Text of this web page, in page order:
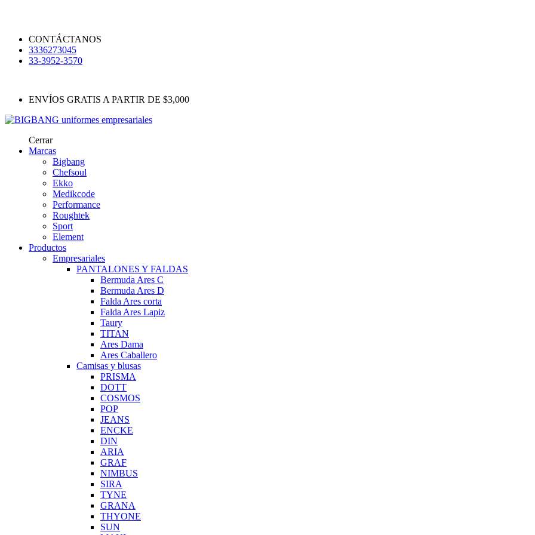
CONTÁCTANOS
3336273045
33-3952-3570
ENVÍOS GRATIS A PARTIR DE $3,000
Cerrar
Marcas
Bigbang
Chefsoul
Ekko
Medikcode
Performance
Roughtek
Sport
Element
Productos
Empresariales
PANTALONES Y FALDAS
Bermuda Ares C
Bermuda Ares D
Falda Ares corta
Falda Ares Lapiz
Taury
TITAN
Ares Dama
Ares Caballero
Camisas y blusas
PRISMA
DOTT
COSMOS
POP
JEANS
ENCKE
DIN
ARIA
GRAF
NIMBUS
SIRA
TYNE
GRANA
THYONE
SUN